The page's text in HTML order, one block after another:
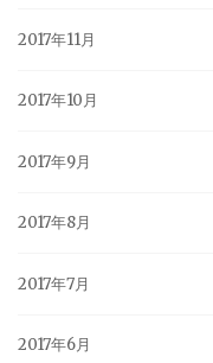
2017年11月
2017年10月
2017年9月
2017年8月
2017年7月
2017年6月